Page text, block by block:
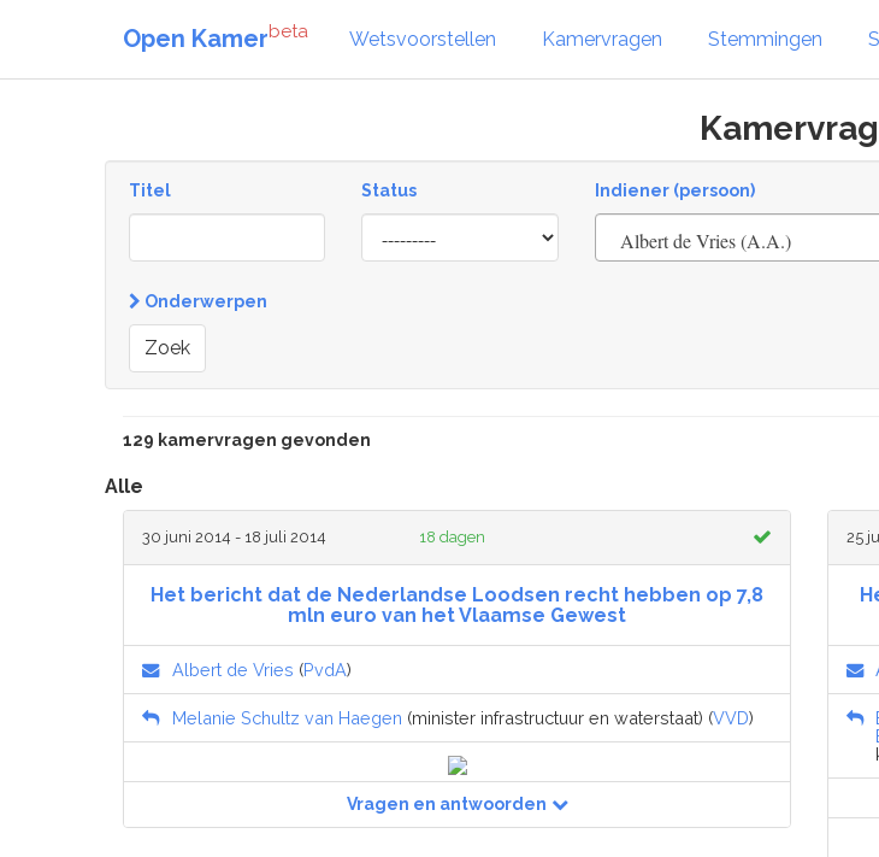
Open Kamerbeta Wetsvoorstellen Kamervragen Stemmingen
Titel Status
[invalid
name]
Indiener (persoon)
Albert de Vries (A.A.)
Onderwerpen
Zoek
129 kamervragen gevonden
Alle
30 juni 2014 - 18 juli 2014 18 dagen
Het bericht dat de Nederlandse Loodsen recht hebben op 7,8
mln euro van het Vlaamse Gewest
Albert de Vries (PvdA)
Melanie Schultz van Haegen (minister infrastructuur en waterstaat) (VVD)
Vragen en antwoorden
25